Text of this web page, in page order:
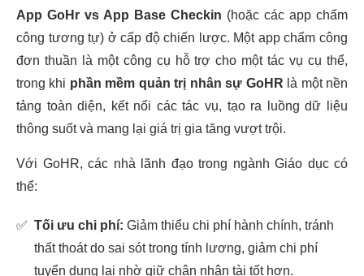
App GoHr vs App Base Checkin (hoặc các app chấm
công tương tự) ở cấp độ chiến lược. Một app chấm công
đơn thuần là một công cụ hỗ trợ cho một tác vụ cụ thể,
trong khi phần mềm quản trị nhân sự GoHR là một nền
tảng toàn diện, kết nối các tác vụ, tạo ra luồng dữ liệu
thông suốt và mang lại giá trị gia tăng vượt trội.
Với GoHR, các nhà lãnh đạo trong ngành Giáo dục có
thể:
✅ Tối ưu chi phí: Giảm thiểu chi phí hành chính, tránh
thất thoát do sai sót trong tính lương, giảm chi phí
tuyển dụng lại nhờ giữ chân nhân tài tốt hơn.